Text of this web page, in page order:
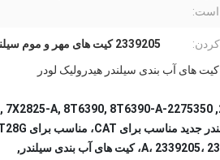
است:
2339205 کیت های مهر و موم سیلندر های هیدرولیک